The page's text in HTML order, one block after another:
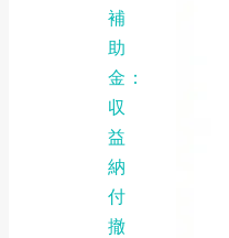
補
助
金：
収
益
納
付
撤